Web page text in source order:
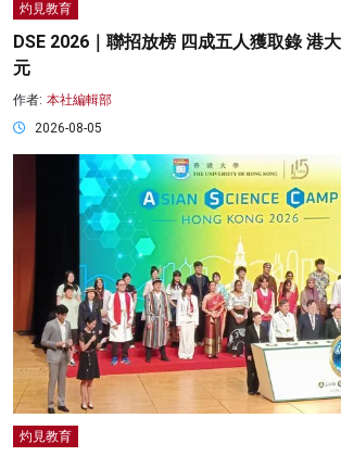
灼見教育
DSE 2026｜聯招放榜 四成五人獲取錄 港
元
作者: 本社編輯部
2026-08-05
灼見教育